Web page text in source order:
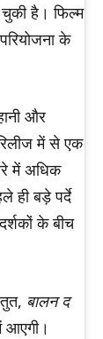
है। फिल्म
के
और
में से एक
में अधिक
ही बड़े पर्दे
के बीच
बालन द
आएगी।